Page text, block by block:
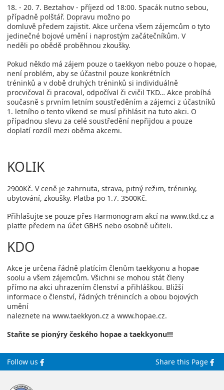
18. - 20. 7. Beztahov - příjezd od 18:00. Spacák nutno sebou,
případně polštář. Dopravu možno po
domluvě předem zajistit. Akce určena všem zájemcům o tyto
jedinečné bojové umění i naprostým začátečníkům. V
neděli po obědě proběhnou zkoušky.
Pokud někdo má zájem pouze o taekkyon nebo pouze o hopae,
není problém, aby se účastnil pouze konkrétních
tréninků a v době druhých tréninků si individuálně
procvičoval či pracoval, odpočíval či cvičil TKD… Akce probíhá
současně s prvním letním soustředěním a zájemci z účastníků
1. letního o tento víkend se musí přihlásit na tuto akci. O
případnou slevu za celé soustředění nepřijdou a pouze
doplatí rozdíl mezi oběma akcemi.
KOLIK
2900Kč. V ceně je zahrnuta, strava, pitný režim, tréninky,
ubytování, zkoušky. Platba po 1.7. 3500Kč.
Přihlašujte se pouze přes Harmonogram akcí na www.tkd.cz a
plaťte předem na účet GBHS nebo osobně učiteli.
KDO
Akce je určena řádně platícím členům taekkyonu a hopae
soolu a všem zájemcům. Všichni se mohou stát členy
přímo na akci uhrazením členství a přihláškou. Bližší
informace o členství, řádných trénincích a obou bojových
umění
naleznete na www.taekkyon.cz a www.hopae.cz.
Staňte se pionýry českého hopae a taekkyonu!!!
Follow us Share this Page